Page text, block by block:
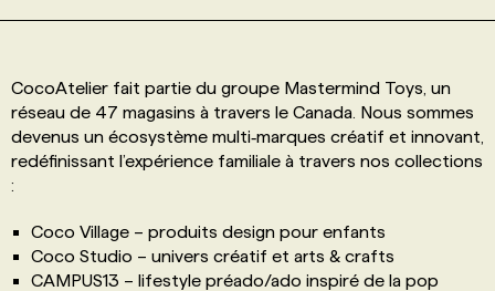
FAQ
CocoAtelier fait partie du groupe Mastermind Toys, un
réseau de 47 magasins à travers le Canada. Nous sommes
devenus un écosystème multi‑marques créatif et innovant,
redéfinissant l’expérience familiale à travers nos collections
:
Coco Village – produits design pour enfants
Coco Studio – univers créatif et arts & crafts
CAMPUS13 – lifestyle préado/ado inspiré de la pop